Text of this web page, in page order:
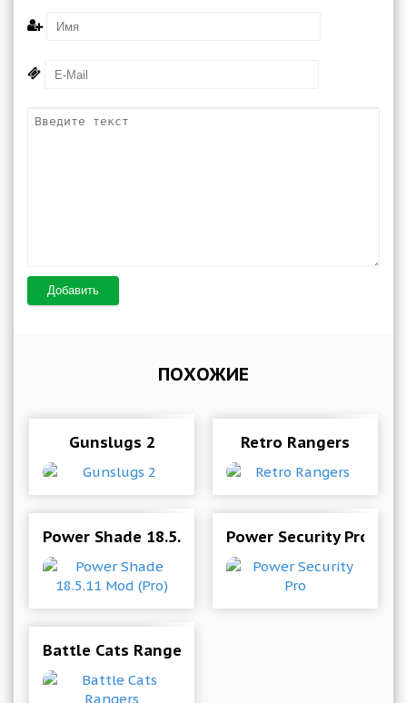
Добавить
ПОХОЖИЕ
Gunslugs 2 Retro Rangers
Power Shade 18.5.11 Mod (Pro)Power Security Pro
Battle Cats Rangers